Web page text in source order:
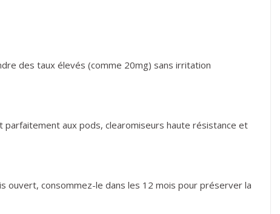
des taux élevés (comme 20mg) sans irritation
aux pods, clearomiseurs haute résistance et
ouvert, consommez-le dans les 12 mois pour préserver la